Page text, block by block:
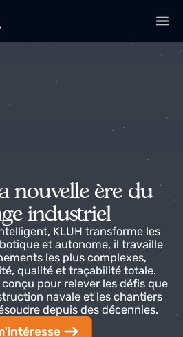
nouvelle ère du
industriel
KLUH transforme les
et autonome, il travaille
les plus complexes,
qualité et traçabilité totale.
conçu pour relever les défis
navale et les chantiers
depuis des décennies.